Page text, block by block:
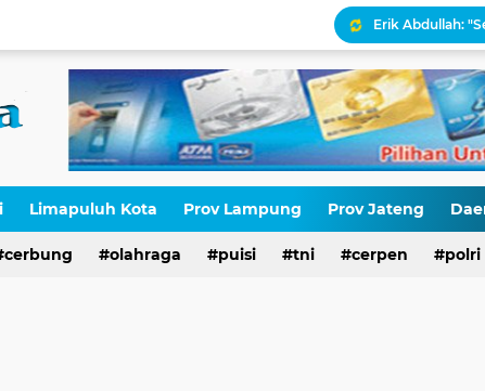
Erik Abdullah:
Antara HAM
Palestina
Kepatuhan
HIV di Kalangan
Limapuluh Kota Prov Lampung Prov Jateng
cerbung olahraga puisi tni cerpen polri